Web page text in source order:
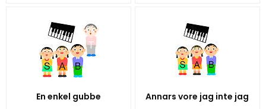
En enkel gubbe Annars vore jag inte jag